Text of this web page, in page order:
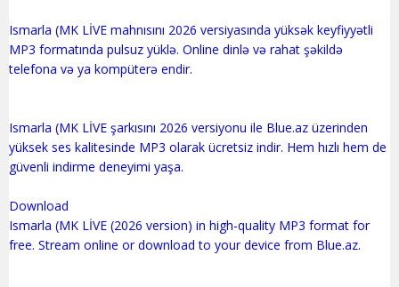
Ismarla (MK LİVE mahnısını 2026 versiyasında yüksək keyfiyyətli
MP3 formatında pulsuz yüklə. Online dinlə və rahat şəkildə
telefona və ya kompüterə endir.
Ismarla (MK LİVE şarkısını 2026 versiyonu ile Blue.az üzerinden
yüksek ses kalitesinde MP3 olarak ücretsiz indir. Hem hızlı hem de
güvenli indirme deneyimi yaşa.
Download
Ismarla (MK LİVE (2026 version) in high-quality MP3 format for
free. Stream online or download to your device from Blue.az.